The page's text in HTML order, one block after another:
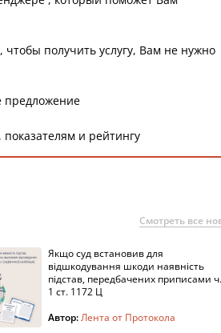
получить услугу, Вам не нужно
предложение
и рейтингу
Смотреть все
Якщо суд встановив для
відшкодування шкоди наявність
підстав, передбачених приписами ч.
1 ст. 1172 Ц
Автор:Лента от Протокола